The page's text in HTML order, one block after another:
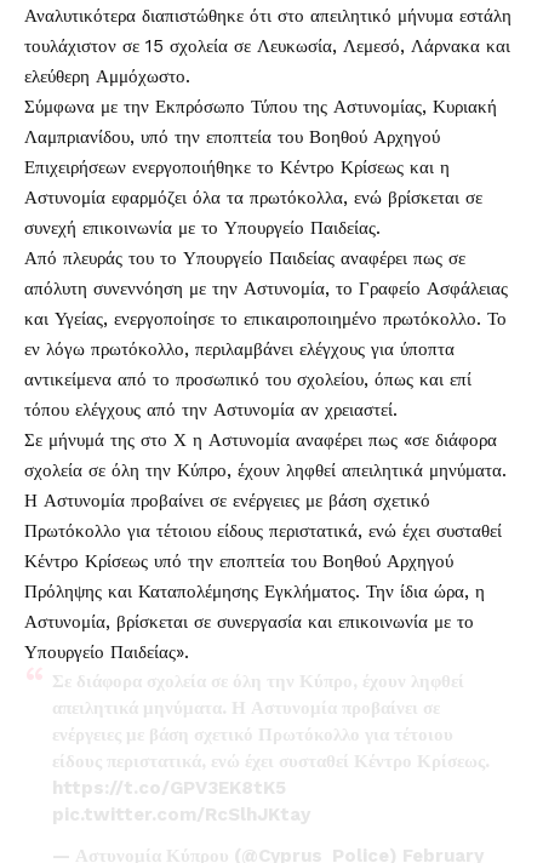
Αναλυτικότερα διαπιστώθηκε ότι στο απειλητικό μήνυμα εστάλη
τουλάχιστον σε 15 σχολεία σε Λευκωσία, Λεμεσό, Λάρνακα και
ελεύθερη Αμμόχωστο.
Σύμφωνα με την Εκπρόσωπο Τύπου της Αστυνομίας, Κυριακή
Λαμπριανίδου, υπό την εποπτεία του Βοηθού Αρχηγού
Επιχειρήσεων ενεργοποιήθηκε το Κέντρο Κρίσεως και η
Αστυνομία εφαρμόζει όλα τα πρωτόκολλα, ενώ βρίσκεται σε
συνεχή επικοινωνία με το Υπουργείο Παιδείας.
Από πλευράς του το Υπουργείο Παιδείας αναφέρει πως σε
απόλυτη συνεννόηση με την Αστυνομία, το Γραφείο Ασφάλειας
και Υγείας, ενεργοποίησε το επικαιροποιημένο πρωτόκολλο. Το
εν λόγω πρωτόκολλο, περιλαμβάνει ελέγχους για ύποπτα
αντικείμενα από το προσωπικό του σχολείου, όπως και επί
τόπου ελέγχους από την Αστυνομία αν χρειαστεί.
Σε μήνυμά της στο Χ η Αστυνομία αναφέρει πως «σε διάφορα
σχολεία σε όλη την Κύπρο, έχουν ληφθεί απειλητικά μηνύματα.
Η Αστυνομία προβαίνει σε ενέργειες με βάση σχετικό
Πρωτόκολλο για τέτοιου είδους περιστατικά, ενώ έχει συσταθεί
Κέντρο Κρίσεως υπό την εποπτεία του Βοηθού Αρχηγού
Πρόληψης και Καταπολέμησης Εγκλήματος. Την ίδια ώρα, η
Αστυνομία, βρίσκεται σε συνεργασία και επικοινωνία με το
Υπουργείο Παιδείας».
Σε διάφορα σχολεία σε όλη την Κύπρο, έχουν ληφθεί
απειλητικά μηνύματα. Η Αστυνομία προβαίνει σε
ενέργειες με βάση σχετικό Πρωτόκολλο για τέτοιου
είδους περιστατικά, ενώ έχει συσταθεί Κέντρο Κρίσεως.
https://t.co/GPV3EK8tK5
pic.twitter.com/RcSlhJKtay
— Αστυνομία Κύπρου (@Cyprus_Police) February